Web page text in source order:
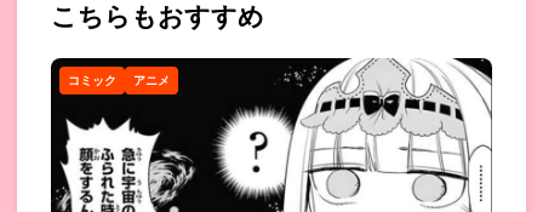
こちらもおすすめ
コミック アニメ